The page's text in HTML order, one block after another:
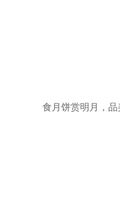
食月饼赏明月，